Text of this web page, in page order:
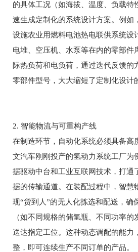
的具体工况（如海拔、温度、负载特
速生成定制化的系统设计方案。例如
设施农业用燃料电池热电联供系统设
电堆、空压机、水泵等在内的零部件
际热负荷和电负荷，通过迭代反馈的
零部件型号，大大缩短了定制化设计
2. 智能物流与可重构产线
在制造环节，自动化系统必须具备高
文汽车刚刚投产的氢动力系统工厂为
据驱动中台和工业互联网技术，打通
据的传输通道。在装配过程中，智慧
现“货到人”的无人化拣选和配送，确
（如不同规格的储氢瓶、不同功率
送达指定工位。这种动态调配的能力
整，即可连续生产不同订单的产品。